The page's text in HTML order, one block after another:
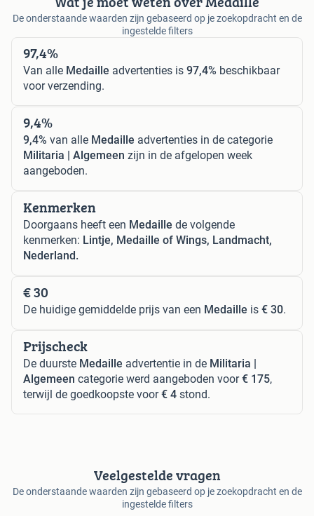
De onderstaande waarden zijn gebaseerd op je zoekopdracht en de
ingestelde filters
97,4%
Van alle Medaille advertenties is 97,4% beschikbaar
voor verzending.
9,4%
9,4% van alle Medaille advertenties in de categorie
Militaria | Algemeen zijn in de afgelopen week
aangeboden.
Kenmerken
Doorgaans heeft een Medaille de volgende
kenmerken: Lintje, Medaille of Wings, Landmacht,
Nederland.
€ 30
De huidige gemiddelde prijs van een Medaille is € 30.
Prijscheck
De duurste Medaille advertentie in de Militaria |
Algemeen categorie werd aangeboden voor€ 175,
terwijl de goedkoopste voor€ 4 stond.
Veelgestelde vragen
De onderstaande waarden zijn gebaseerd op je zoekopdracht en de
ingestelde filters